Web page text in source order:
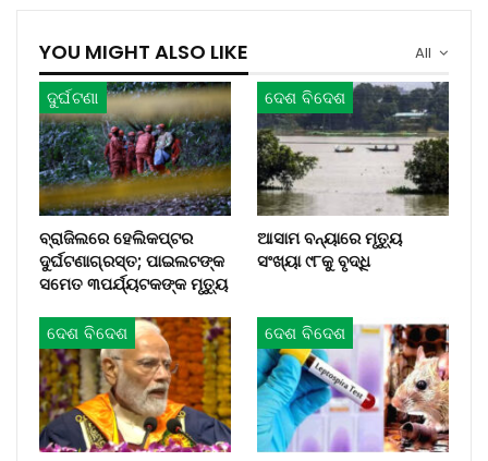
All
YOU MIGHT ALSO LIKE
ଦୁର୍ଘଟଣା
ବ୍ରାଜିଲରେ ହେଲିକପ୍ଟର
ଦୁର୍ଘଟଣାଗ୍ରସ୍ତ; ପାଇଲଟଙ୍କ
ସମେତ ୩ପର୍ଯ୍ୟଟକଙ୍କ ମୃତ୍ୟୁ
ଦେଶ ବିଦେଶ
ଆସାମ ବନ୍ୟାରେ ମୃତ୍ୟୁ
ସଂଖ୍ୟା ୯୮କୁ ବୃଦ୍ଧି
ଦେଶ ବିଦେଶ ଦେଶ ବିଦେଶ